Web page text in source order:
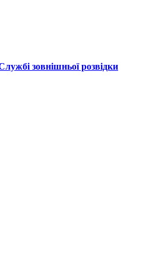
зовнішньої розвідки